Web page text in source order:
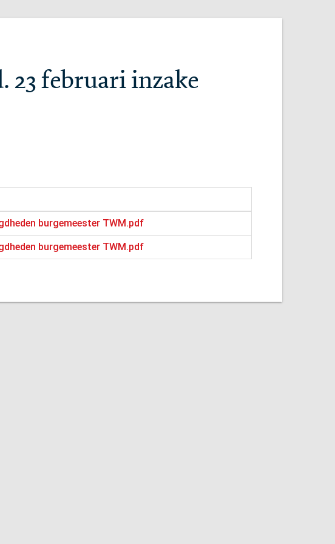
23 februari inzake
burgemeester TWM.pdf
burgemeester TWM.pdf